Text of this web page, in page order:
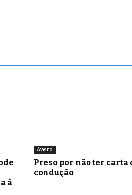
à
Aveiro
Preso por não ter carta
condução